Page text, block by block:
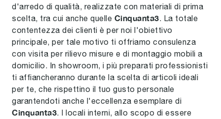
d'arredo di qualità, realizzate con materiali di prima
scelta, tra cui anche quelle Cinquanta3. La totale
contentezza dei clienti è per noi l'obiettivo
principale, per tale motivo ti offriamo consulenza
con visita per rilievo misure e di montaggio mobili a
domicilio. In showroom, i più preparati professionisti
ti affiancheranno durante la scelta di articoli ideali
per te, che rispettino il tuo gusto personale
garantendoti anche l'eccellenza esemplare di
Cinquanta3. I locali interni, allo scopo di essere